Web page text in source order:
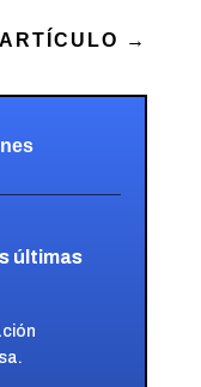
→
últimas